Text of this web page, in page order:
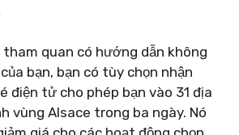
tham quan có hướng dẫn không
bạn, bạn có tùy chọn nhận
điện tử cho phép bạn vào 31 địa
vùng Alsace trong ba ngày. Nó